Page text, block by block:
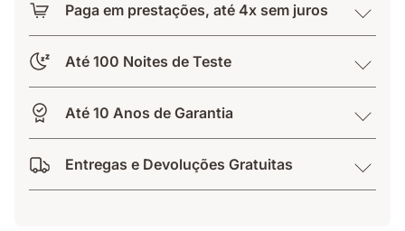
Paga em prestações, até 4x sem juros
Até 100 Noites de Teste
Até 10 Anos de Garantia
Entregas e Devoluções Gratuitas